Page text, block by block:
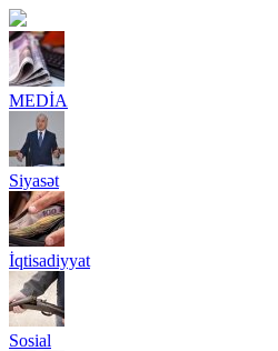
MEDİA
Siyasət
İqtisadiyyat
Sosial